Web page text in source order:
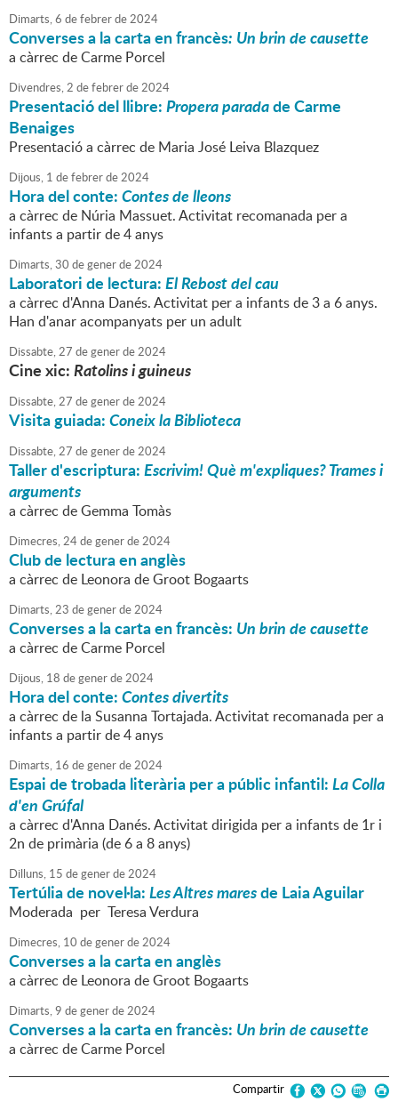
Dimarts,6 defebrerde2024
Converses a la carta en francès: Un brin de causette
a càrrec de Carme Porcel
Divendres,2 defebrerde2024
Presentació del llibre:Propera paradade Carme
Benaiges
Presentació a càrrec de Maria José Leiva Blazquez
Dijous, 1 defebrerde2024
Hora del conte:Contes de lleons
a càrrec de Núria Massuet. Activitat recomanada per a
infants a partir de 4 anys
Dimarts,30 degenerde2024
Laboratori de lectura:El Rebost del cau
a càrrec d'Anna Danés. Activitat per a infants de 3 a 6 anys.
Han d'anar acompanyats per un adult
Dissabte,27 degenerde2024
Cine xic:Ratolins i guineus
Dissabte,27 degenerde2024
Visita guiada:Coneix la Biblioteca
Dissabte,27 degenerde2024
Taller d'escriptura:Escrivim! Què m'expliques? Trames i
arguments
a càrrec de Gemma Tomàs
Dimecres,24degenerde2024
Club de lectura en anglès
a càrrec de Leonora de Groot Bogaarts
Dimarts,23 degenerde2024
Converses a la carta en francès: Un brin de causette
a càrrec de Carme Porcel
Dijous, 18 degenerde2024
Hora del conte:Contes divertits
a càrrec de la Susanna Tortajada. Activitat recomanada per a
infants a partir de 4 anys
Dimarts, 16 degenerde2024
Espai de trobada literària per a públic infantil:La Colla
d'en Grúfal
a càrrec d'Anna Danés. Activitat dirigida per a infants de 1r i
2n de primària (de 6 a 8 anys)
Dilluns, 15 degenerde2024
Tertúlia de novel·la:Les Altres maresde Laia Aguilar
Moderada per Teresa Verdura
Dimecres, 10 degenerde2024
Converses a la carta en anglès
a càrrec de Leonora de Groot Bogaarts
Dimarts,9 degenerde2024
Converses a la carta en francès: Un brin de causette
a càrrec de Carme Porcel
Compartir